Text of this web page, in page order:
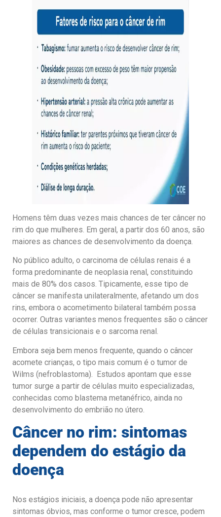
Homens têm duas vezes mais chances de ter câncer no
rim do que mulheres. Em geral, a partir dos 60 anos, são
maiores as chances de desenvolvimento da doença.
No público adulto, o carcinoma de células renais é a
forma predominante de neoplasia renal, constituindo
mais de 80% dos casos. Tipicamente, esse tipo de
câncer se manifesta unilateralmente, afetando um dos
rins, embora o acometimento bilateral também possa
ocorrer. Outras variantes menos frequentes são o câncer
de células transicionais e o sarcoma renal.
Embora seja bem menos frequente, quando o câncer
acomete crianças, o tipo mais comum é o tumor de
Wilms (nefroblastoma). Estudos apontam que esse
tumor surge a partir de células muito especializadas,
conhecidas como blastema metanéfrico, ainda no
desenvolvimento do embrião no útero.
Câncer no rim: sintomas
dependem do estágio da
doença
Nos estágios iniciais, a doença pode não apresentar
sintomas óbvios, mas conforme o tumor cresce, podem